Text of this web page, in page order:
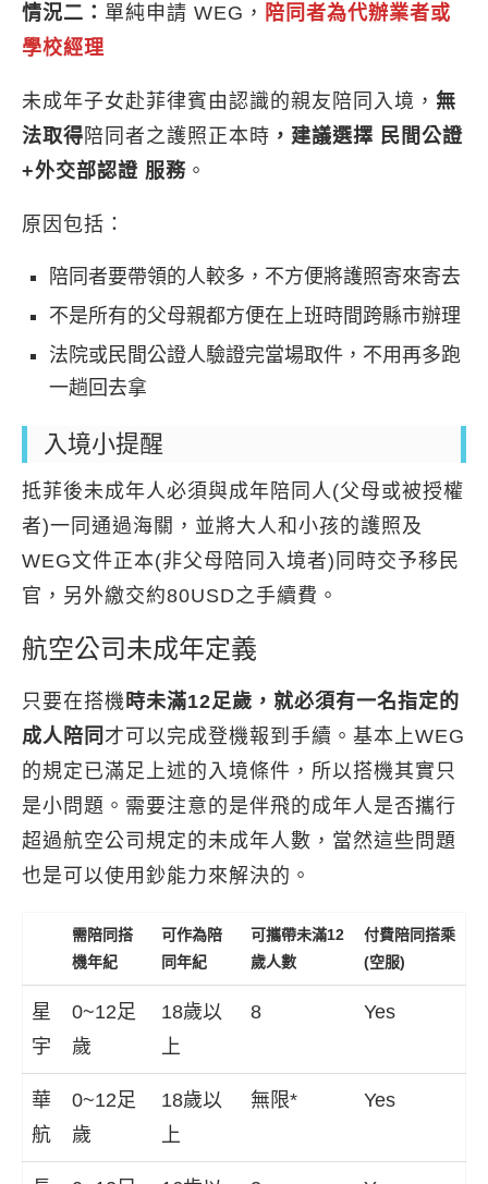
情況二： 單純申請 WEG， 陪同者為代辦業者或
學校經理
未成年子女赴菲律賓由認識的親友陪同入境， 無
法取得 陪同者之護照正本時 ，建議選擇 民間公證
+外交部認證 服務 。
原因包括：
陪同者要帶領的人較多，不方便將護照寄來寄去
不是所有的父母親都方便在上班時間跨縣市辦理
法院或民間公證人驗證完當場取件，不用再多跑
一趟回去拿
入境小提醒
抵菲後未成年人必須與成年陪同人(父母或被授權
者)一同通過海關，並將大人和小孩的護照及
WEG文件正本(非父母陪同入境者)同時交予移民
官，另外繳交約80USD之手續費。
航空公司未成年定義
只要在搭機 時未滿12足歲，就必須有一名指定的
成人陪同 才可以完成登機報到手續。基本上WEG
的規定已滿足上述的入境條件，所以搭機其實只
是小問題。需要注意的是伴飛的成年人是否攜行
超過航空公司規定的未成年人數，當然這些問題
也是可以使用鈔能力來解決的。
需陪同搭
機年紀
可作為陪
同年紀
可攜帶未滿12
歲人數
付費陪同搭乘
(空服)
星
宇
0~12足
歲
18歲以
上
8 Yes
華
航
0~12足
歲
18歲以
上
無限* Yes